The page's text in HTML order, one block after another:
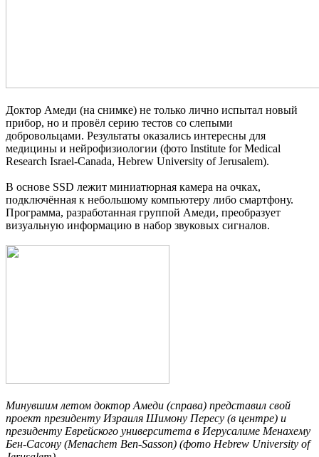
Доктор Амеди (на снимке) не только лично испытал новый
прибор, но и провёл серию тестов со слепыми
добровольцами. Результаты оказались интересны для
медицины и нейрофизиологии (фото Institute for Medical
Research Israel-Canada, Hebrew University of Jerusalem).
В основе SSD лежит миниатюрная камера на очках,
подключённая к небольшому компьютеру либо смартфону.
Программа, разработанная группой Амеди, преобразует
визуальную информацию в набор звуковых сигналов.
Минувшим летом доктор Амеди (справа) представил свой
проект президенту Израиля Шимону Пересу (в центре) и
президенту Еврейского университета в Иерусалиме Менахему
Бен-Сасону (Menachem Ben-Sasson) (фото Hebrew University of